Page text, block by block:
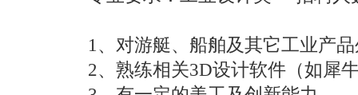
1、对游艇、船舶及其它工业产
2、熟练相关3D设计软件（如犀